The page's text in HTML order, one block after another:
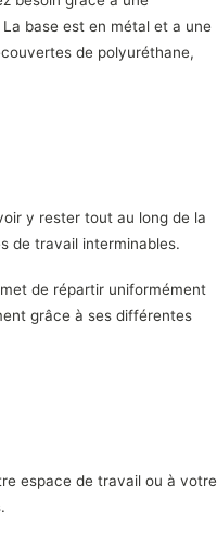
base est en métal et a une
de polyuréthane,
y rester tout au long de la
de travail interminables.
de répartir uniformément
grâce à ses différentes
espace de travail ou à votre